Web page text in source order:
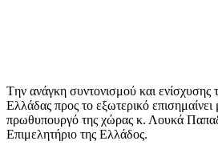
Tην ανάγκη συντονισμού και ενίσχυσης
Ελλάδας προς το εξωτερικό
πρωθυπουργό της χώρας κ. Λουκά
Επιμελητήριο της Ελλάδος.